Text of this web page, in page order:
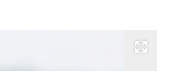
Развернуть на весь экран